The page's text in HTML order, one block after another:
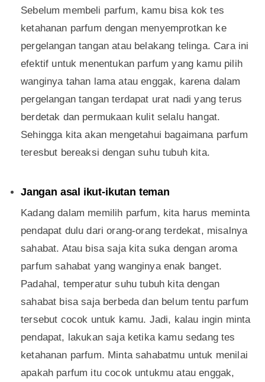
Sebelum membeli parfum, kamu bisa kok tes
ketahanan parfum dengan menyemprotkan ke
pergelangan tangan atau belakang telinga. Cara ini
efektif untuk menentukan parfum yang kamu pilih
wanginya tahan lama atau enggak, karena dalam
pergelangan tangan terdapat urat nadi yang terus
berdetak dan permukaan kulit selalu hangat.
Sehingga kita akan mengetahui bagaimana parfum
teresbut bereaksi dengan suhu tubuh kita.
Jangan asal ikut-ikutan teman
Kadang dalam memilih parfum, kita harus meminta
pendapat dulu dari orang-orang terdekat, misalnya
sahabat. Atau bisa saja kita suka dengan aroma
parfum sahabat yang wanginya enak banget.
Padahal, temperatur suhu tubuh kita dengan
sahabat bisa saja berbeda dan belum tentu parfum
tersebut cocok untuk kamu. Jadi, kalau ingin minta
pendapat, lakukan saja ketika kamu sedang tes
ketahanan parfum. Minta sahabatmu untuk menilai
apakah parfum itu cocok untukmu atau enggak,